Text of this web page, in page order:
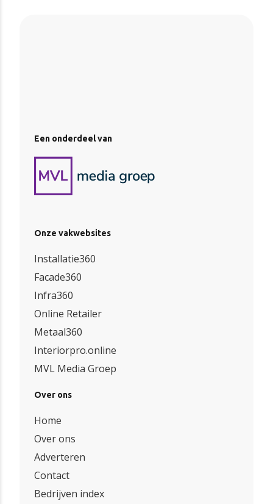
Een onderdeel van
Onze vakwebsites
Installatie360
Facade360
Infra360
Online Retailer
Metaal360
Interiorpro.online
MVL Media Groep
Over ons
Home
Over ons
Adverteren
Contact
Bedrijven index